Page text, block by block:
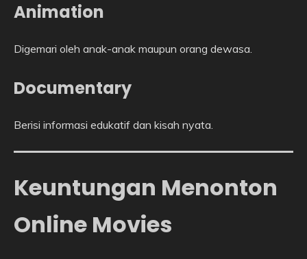
Animation
Digemari oleh anak-anak maupun orang dewasa.
Documentary
Berisi informasi edukatif dan kisah nyata.
Keuntungan Menonton
Online Movies